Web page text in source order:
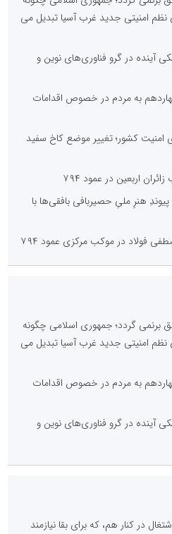
نظم امنیتی جدید غرب آسیا تبدیل می
آینده در گرو فناوری‌های نوین و
به مردم در خصوص اقدامات
امنیت کشور؛ تغییر موضع کاخ سفید
اربعین در عمود ۷۹۴
هنرِ ملیِ حصیربافی بافقی‌ها با
فولاد در موکب مرکزی عمود ۷۹۴
برنمی گردد؛ جمهوری اسلامی چگونه
نظم امنیتی جدید غرب آسیا تبدیل می
به مردم در خصوص اقدامات
آینده در گرو فناوری‌های نوین و
در کنار هم، که برای بقا نیازمند